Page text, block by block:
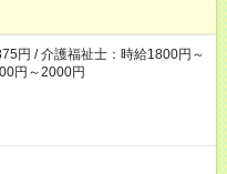
円 / 介護福祉士：時給1800円～
円～2000円